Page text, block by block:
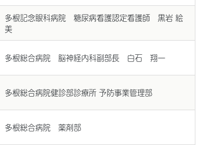
多根記念眼科病院 糖尿病看護認定看護師 黒岩 絵
美
多根総合病院 脳神経内科副部長 白石 翔一
多根総合病院健診部診療所 予防事業管理部
多根総合病院 薬剤部